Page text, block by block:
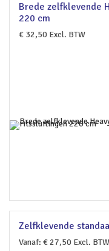
Brede zelfklevende
220 cm
€ 32,50 Excl. BTW
Zelfklevende
Vanaf: €27,50 Excl. BTW